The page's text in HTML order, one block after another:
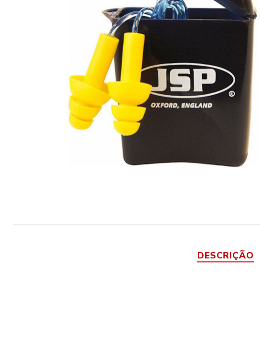
DESCRIÇÃO